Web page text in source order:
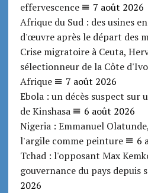
effervescence
7 août 2026
Afrique du Sud : des usines
d'œuvre après le départ des
Crise migratoire à Ceuta,
sélectionneur de la Côte
Afrique
7 août 2026
Ebola : un décès suspect sur
de Kinshasa
6 août 2026
Nigeria : Emmanuel
l'argile comme peinture
6
Tchad : l'opposant Max
gouvernance du pays depuis
2026